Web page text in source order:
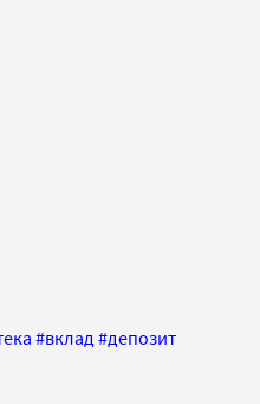
#вклад #депозит